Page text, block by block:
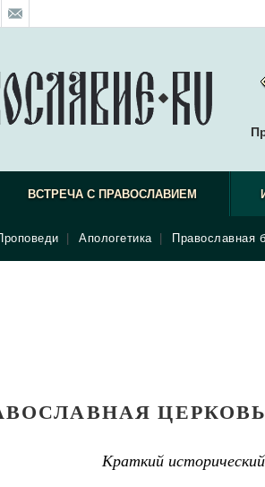
ВСТРЕЧА С ПРАВОСЛАВИЕМ
Апологетика Православная
Краткий